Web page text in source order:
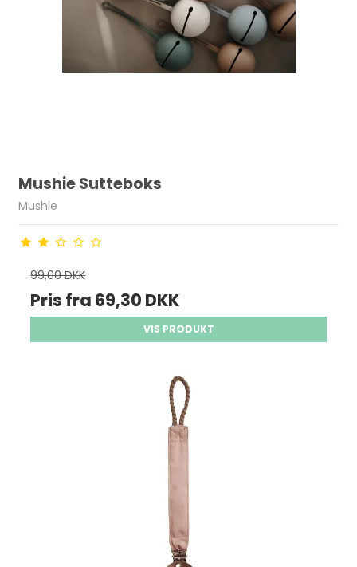
Mushie Sutteboks
Mushie
99,00 DKK
Pris fra 69,30 DKK
VIS PRODUKT